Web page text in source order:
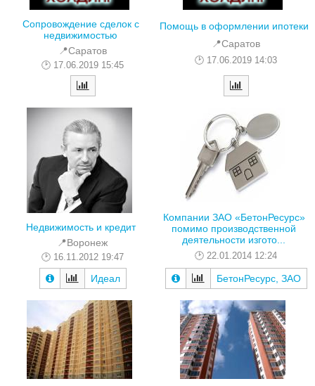
Сопровождение сделок с
недвижимостью
📍Саратов
17.06.2019 15:45
Помощь в оформлении ипотеки
📍Саратов
17.06.2019 14:03
Недвижимость и кредит
📍Воронеж
16.11.2012 19:47
Идеал
Компании ЗАО «БетонРесурс»
помимо производственной
деятельности изгото...
22.01.2014 12:24
БетонРесурс, ЗАО